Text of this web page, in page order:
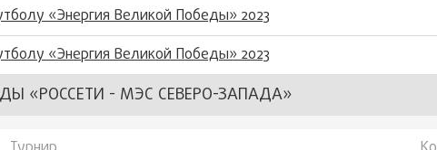
«Энергия Великой Победы» 2023
«Энергия Великой Победы» 2023
«РОССЕТИ - МЭС СЕВЕРО-ЗАПАДА»